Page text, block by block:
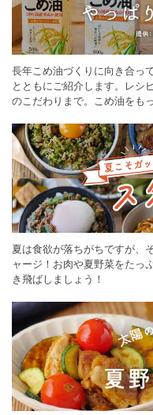
長年こめ油づくりに向き合っ
とともにご紹介します。レシ
のこだわりまで。こめ油をも
夏は食欲が落ちがちですが、
ャージ！お肉や夏野菜をたっ
き飛ばしましょう！